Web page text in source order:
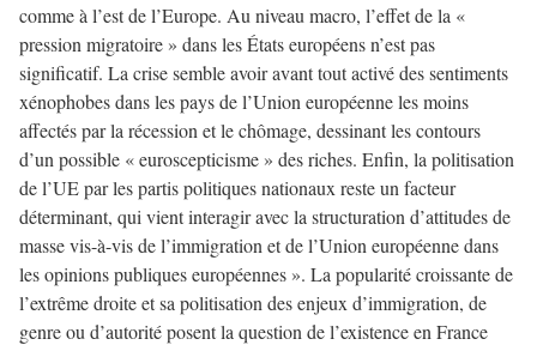
comme à l’est de l’Europe. Au niveau macro, l’effet de la «
pression migratoire » dans les États européens n’est pas
significatif. La crise semble avoir avant tout activé des sentiments
xénophobes dans les pays de l’Union européenne les moins
affectés par la récession et le chômage, dessinant les contours
d’un possible « euroscepticisme » des riches. Enfin, la politisation
de l’UE par les partis politiques nationaux reste un facteur
déterminant, qui vient interagir avec la structuration d’attitudes de
masse vis-à-vis de l’immigration et de l’Union européenne dans
les opinions publiques européennes ». La popularité croissante de
l’extrême droite et sa politisation des enjeux d’immigration, de
genre ou d’autorité posent la question de l’existence en France